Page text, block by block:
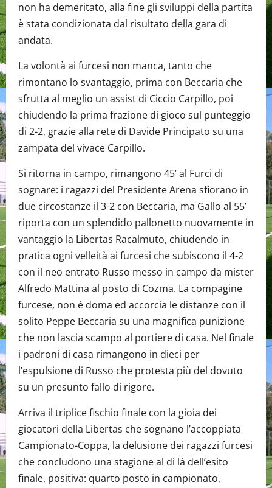
non ha demeritato, alla fine gli sviluppi della partita
è stata condizionata dal risultato della gara di
andata.
La volontà ai furcesi non manca, tanto che
rimontano lo svantaggio, prima con Beccaria che
sfrutta al meglio un assist di Ciccio Carpillo, poi
chiudendo la prima frazione di gioco sul punteggio
di 2-2, grazie alla rete di Davide Principato su una
zampata del vivace Carpillo.
Si ritorna in campo, rimangono 45’ al Furci di
sognare: i ragazzi del Presidente Arena sfiorano in
due circostanze il 3-2 con Beccaria, ma Gallo al 55’
riporta con un splendido pallonetto nuovamente in
vantaggio la Libertas Racalmuto, chiudendo in
pratica ogni velleità ai furcesi che subiscono il 4-2
con il neo entrato Russo messo in campo da mister
Alfredo Mattina al posto di Cozma. La compagine
furcese, non è doma ed accorcia le distanze con il
solito Peppe Beccaria su una magnifica punizione
che non lascia scampo al portiere di casa. Nel finale
i padroni di casa rimangono in dieci per
l’espulsione di Russo che protesta più del dovuto
su un presunto fallo di rigore.
Arriva il triplice fischio finale con la gioia dei
giocatori della Libertas che sognano l’accoppiata
Campionato-Coppa, la delusione dei ragazzi furcesi
che concludono una stagione al di là dell’esito
finale, positiva: quarto posto in campionato,